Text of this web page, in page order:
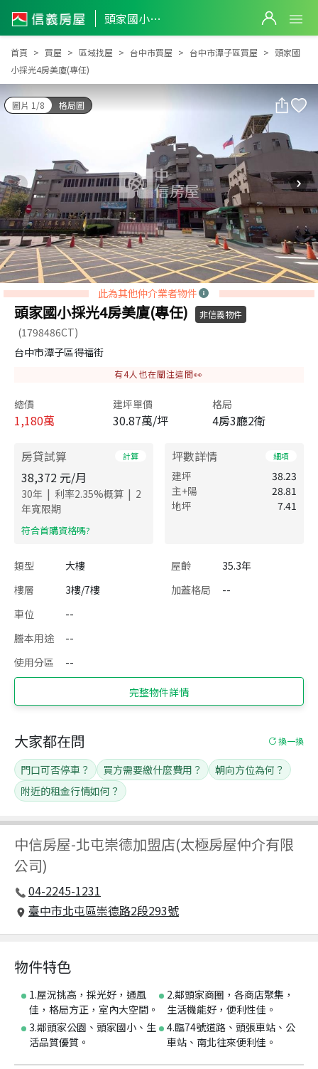
頭家國小採光4房美廈(專任)
頭家國小採光4房美廈(專任)
首頁 買屋 區域找屋 台中市買屋 台中市潭子區買屋
頭家國
小採光4房美廈(專任)
圖片 1/8 格局圖
此為其他仲介業者物件
頭家國小採光4房美廈(專任) 非信義物件
(1798486CT)
台中市潭子區得福街
有4人也在關注這間👀
總價
1,180萬
建坪單價
30.87萬/坪
格局
4房3廳2衛
房貸試算 計算
38,372 元/月
30年 | 利率2.35%概算 | 2
年寬限期
​符合首購資格嗎?
坪數詳情 細項
建坪
38.23
主+陽
28.81
地坪
7.41
類型 大樓 屋齡
35.3年
樓層
3樓/7樓 加蓋格局
--
車位
--
謄本用途
--
使用分區
--
完整物件詳情
中信房屋-北屯崇德加盟店(太極房屋仲介有限
公司)
04-2245-1231
臺中市北屯區崇德路2段293號
大家都在問 換一換
門口可否停車？ 買方需要繳什麼費用？
朝向方位為何？
附近的租金行情如何？
物件特色
1.屋況挑高，採光好，通風
佳，格局方正，室內大空間。
2.鄰頭家商圈，各商店聚集，
生活機能好，便利性佳。
3.鄰頭家公園、頭家國小、生
活品質優質。
4.臨74號道路、頭張車站、公
車站、南北往來便利佳。